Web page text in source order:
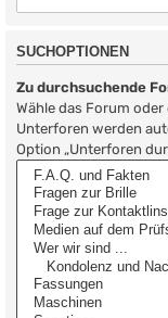
SUCHOPTIONEN
Zu durchsuchende
Wähle das Forum
Unterforen werden
Option „Unterforen